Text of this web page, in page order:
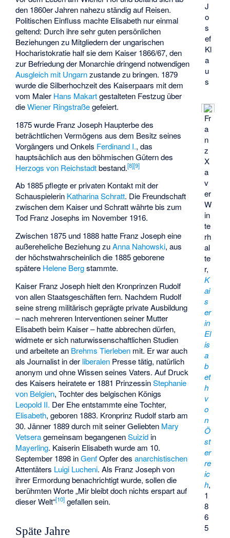
J
o
s
ef
Kl
a
u
s
Fr
a
n
z
X
a
v
er
W
in
te
rh
al
te
r,
K
ai
s
er
in
El
is
a
b
et
h
v
o
n
Ö
st
er
re
ic
h,
1
8
6
5
den 1860er Jahren nahezu ständig auf Reisen.
Politischen Einfluss machte Elisabeth nur einmal
geltend: Durch ihre sehr guten persönlichen
Beziehungen zu Mitgliedern der ungarischen
Hocharistokratie half sie dem Kaiser 1866/67, den
zur Befriedung der Monarchie dringend notwendigen
Ausgleich mit Ungarnzustande zu bringen. 1879
wurde die Silberhochzeit des Kaiserpaars mit dem
vom Maler Hans Makartgestalteten Festzug über
dieWiener Ringstraßegefeiert.
1875 wurde Franz Joseph Haupterbe des
beträchtlichen Vermögens aus dem Besitz seines
Vorgängers und Onkels Ferdinand I., das
hauptsächlich aus den böhmischen Gütern des
Herzogs von Reichstadtbestand.[8][9]
Ab 1885 pflegte er privaten Kontakt mit der
Schauspielerin Katharina Schratt. Die Freundschaft
zwischen dem Kaiser und Schratt währte bis zum
Tod Franz Josephs im November 1916.
Zwischen 1875 und 1888 hatte Franz Joseph eine
außereheliche Beziehung zuAnna Nahowski, aus
der höchstwahrscheinlich die 1885 geborene
spätere Helene Bergstammte.
Kaiser Franz Joseph hielt den Kronprinzen Rudolf
von allen Staatsgeschäften fern. Nachdem Rudolf
seine streng militärisch geprägte private Ausbildung
– nach mehreren Interventionen seiner Mutter
Elisabeth beim Kaiser – hatte abbrechen dürfen,
widmete er sich naturwissenschaftlichen Studien
und arbeitete an Brehms Tierleben mit. Er war auch
als Journalist in der liberalen Presse tätig, natürlich
anonym und ohne Wissen seines Vaters. Auf Druck
des Kaisers heiratete er 1881 PrinzessinStephanie
von Belgien, Tochter des belgischen Königs
Leopold II. Der Ehe entstammte eine Tochter,
Elisabeth, geboren 1883. Kronprinz Rudolf starb am
30. Jänner 1889 durch mit seiner Geliebten Mary
Vetseragemeinsam begangenenSuizid in
Mayerling. Kaiserin Elisabeth wurde am 10.
September 1898 inGenfOpfer desanarchistischen
Attentäters Luigi Lucheni. Als Franz Joseph von
ihrer Ermordung benachrichtigt wurde, sollen die
berühmten Worte „Mir bleibt doch nichts erspart auf
dieser Welt“[10] gefallen sein.
Späte Jahre